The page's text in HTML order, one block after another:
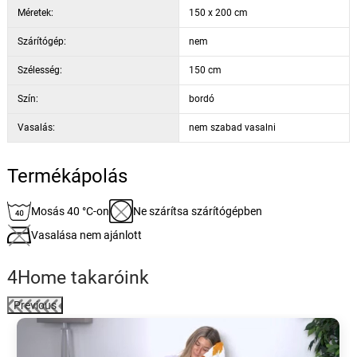
Méretek: 150 x 200 cm
Szárítógép: nem
Szélesség: 150 cm
Szín: bordó
Vasalás: nem szabad vasalni
Termékápolás
Mosás 40 °C-on
Ne szárítsa szárítógépben
Vasalása nem ajánlott
4Home takaróink
Previous